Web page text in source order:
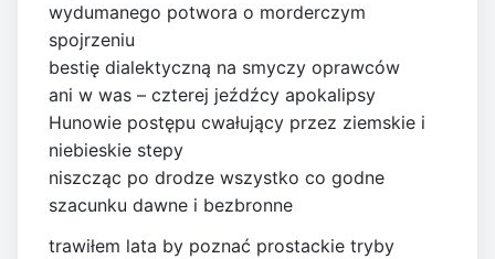
wydumanego potwora o morderczym
spojrzeniu
bestię dialektyczną na smyczy oprawców
ani w was – czterej jeźdźcy apokalipsy
Hunowie postępu cwałujący przez ziemskie i
niebieskie stepy
niszcząc po drodze wszystko co godne
szacunku dawne i bezbronne
trawiłem lata by poznać prostackie tryby